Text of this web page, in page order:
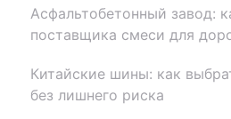
Асфальтобетонный завод:
поставщика смеси для
Китайские шины: как
без лишнего риска